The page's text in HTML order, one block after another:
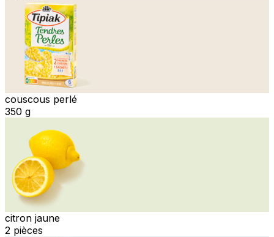
couscous perlé
350 g
citron jaune
2 pièces